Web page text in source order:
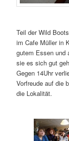
Teil der Wild
im Cafe Müller in
gutem Essen und
sie es sich gut
Gegen 14Uhr
Vorfreude auf die
die Lokalität.